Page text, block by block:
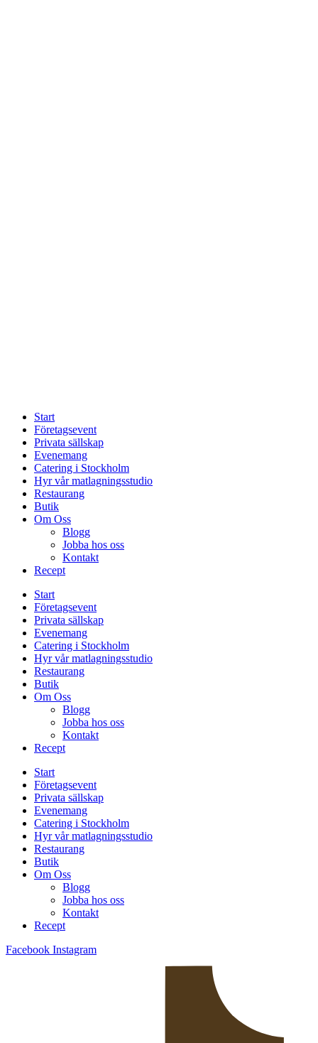
Start
Företagsevent
Privata sällskap
Evenemang
Catering i Stockholm
Hyr vår matlagningsstudio
Restaurang
Butik
Om Oss
Blogg
Jobba hos oss
Kontakt
Recept
Start
Företagsevent
Privata sällskap
Evenemang
Catering i Stockholm
Hyr vår matlagningsstudio
Restaurang
Butik
Om Oss
Blogg
Jobba hos oss
Kontakt
Recept
Start
Företagsevent
Privata sällskap
Evenemang
Catering i Stockholm
Hyr vår matlagningsstudio
Restaurang
Butik
Om Oss
Blogg
Jobba hos oss
Kontakt
Recept
Facebook Instagram